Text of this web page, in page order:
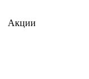
Акции